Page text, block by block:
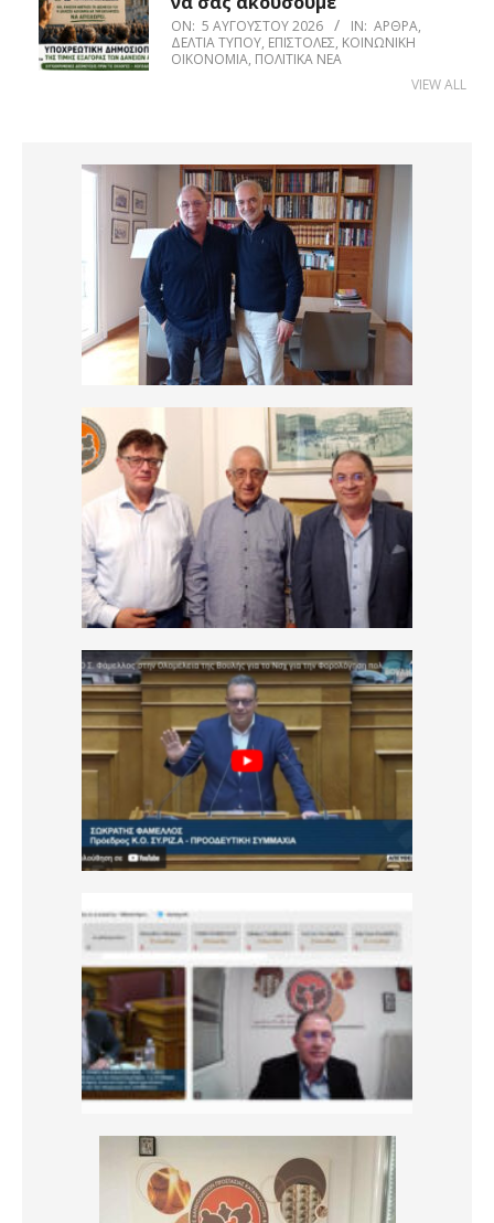
ON: 5 ΑΥΓΟΎΣΤΟΥ 2026 IN: ΆΡΘΡΑ,
ΔΕΛΤΊΑ ΤΎΠΟΥ, ΕΠΙΣΤΟΛΈΣ, ΚΟΙΝΩΝΙΚΉ
ΟΙΚΟΝΟΜΊΑ, ΠΟΛΙΤΙΚΆ ΝΈΑ
VIEW ALL